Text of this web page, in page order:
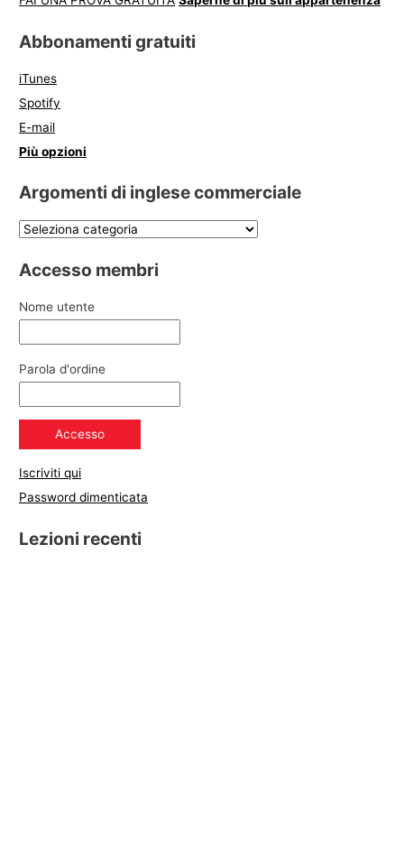
Abbonamenti gratuiti
iTunes
Spotify
E-mail
Più opzioni
Argomenti di inglese commerciale
Accesso membri
Nome utente
Parola d'ordine
Iscriviti qui
Password dimenticata
Lezioni recenti